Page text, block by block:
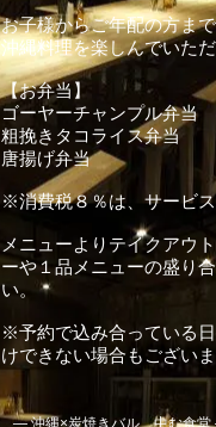
お子様からご年配の方ま
沖縄料理を楽しんでいた
【お弁当】
ゴーヤーチャンプル弁当
粗挽きタコライス弁当
唐揚げ弁当
​※消費税８％は、サービス
メニューよりテイクアウ
ーや１品メニューの盛り
い。
※予約で込み合っている
けできない場合もございま
― 沖縄×炭焼きバル 中む食